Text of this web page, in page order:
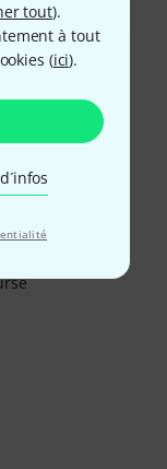
tout).
à tout
(ici).
Maintenant